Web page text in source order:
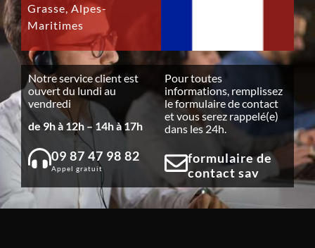
Grasse, Alpes-
Maritimes
Notre service client est
ouvert du lundi au
vendredi
de 9h à 12h – 14h à 17h
09 87 47 98 82
Appel gratuit
Pour toutes
informations, remplissez
le formulaire de contact
et vous serez rappelé(e)
dans les 24h.
formulaire de
contact sav